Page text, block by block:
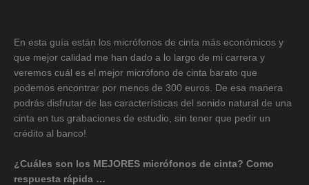
En esta guía están los micrófonos de cinta más económicos y
que mejor calidad me han dado a lo largo de mi carrera y
veremos cuál es el mejor micrófono de cinta barato que
podemos encontrar por menos de 300 euros. De esa manera
podrás disfrutar de las características del sonido natural de una
cinta en tus grabaciones de estudio, sin tener que pedir un
crédito al banco!
¿Cuáles son los MEJORES micrófonos de cinta? Como
respuesta rápida …